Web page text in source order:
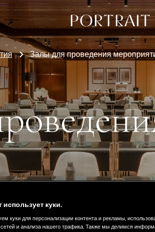
Залы для проведения
использует куки.
куки для персонализации контента и рекламы,
и анализа нашего трафика. Также мы делимся